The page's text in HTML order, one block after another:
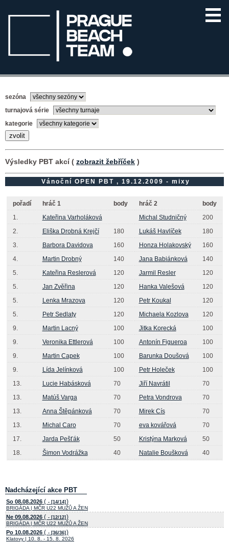
sezóna
turnajová série
kategorie
Výsledky PBT akcí ( zobrazit žebříček )
Vánoční OPEN PBT , 19.12.2009 - mixy
pořadí hráč 1 body hráč 2
body
1.
Kateřina Varholáková Michal Studničný
200
2.
Eliška Drobná Krejčí 180 Lukáš Havlíček
180
3.
Barbora Davidova 160 Honza Holakovský
160
4.
Martin Drobný 140 Jana Babiánková
140
5.
Kateřina Reslerová 120 Jarmil Resler
120
5.
Jan Zvěřina 120 Hanka Valešová
120
5.
Lenka Mrazova 120 Petr Koukal
120
5.
Petr Sedlaty 120 Michaela Kozlova
120
9.
Martin Lacný 100 Jitka Korecká
100
9.
Veronika Ettlerová 100 Antonín Figueroa
100
9.
Martin Capek 100 Barunka Doušová
100
9.
Lída Jelínková 100 Petr Holeček
100
13.
Lucie Habásková 70 Jiří Navrátil
70
13.
Matúš Varga 70 Petra Vondrova
70
13.
Anna Štěpánková 70 Mirek Cís
70
13.
Michal Caro 70 eva kovářová
70
17.
Jarda Pešťák 50 Kristýna Marková
50
18.
Šimon Vodrážka 40 Natalie Boušková 40
Nadcházející akce PBT
So 08.08.2026 ( - [14/14] )
BRIGÁDA | MČR U22 MUŽŮ A ŽEN
Ne 09.08.2026 ( - [12/12] )
BRIGÁDA | MČR U22 MUŽŮ A ŽEN
Po 10.08.2026 ( - [36/36] )
Klatovy | 10. 8. - 15. 8. 2026